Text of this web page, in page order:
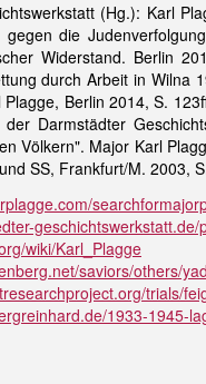
(Hg.): Karl
gegen die
Widerstand. Berlin
durch Arbeit in Wilna
Berlin 2014, S.
Darmstädter
Völkern". Major Karl
SS, Frankfurt/M. 2003,
wiki/Karl_Plagge
saviors/others/
trials/
1933-1945-